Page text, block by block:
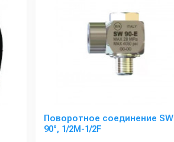
Поворотное соединение SW
90°, 1/2M-1/2F